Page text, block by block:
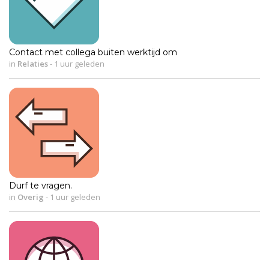
Contact met collega buiten werktijd om
in Relaties- 1 uur geleden
Durf te vragen.
in Overig - 1 uur geleden